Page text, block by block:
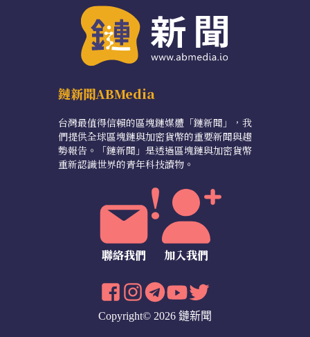
鏈新聞ABMedia
台灣最值得信賴的區塊鏈媒體「鏈新聞」，我
們提供全球區塊鏈與加密貨幣的重要新聞與趨
勢報告。「鏈新聞」是透過區塊鏈與加密貨幣
重新認識世界的青年科技讀物。
聯絡我們 加入我們
Copyright© 2026 鏈新聞